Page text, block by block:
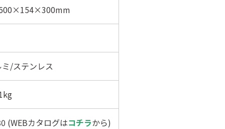
ミ/ステンレス
(WEBカタログはコチラから)